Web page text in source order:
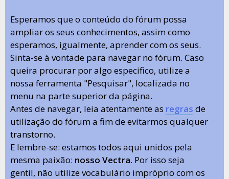
Esperamos que o conteúdo do fórum possa
ampliar os seus conhecimentos, assim como
esperamos, igualmente, aprender com os seus.
Sinta-se à vontade para navegar no fórum. Caso
queira procurar por algo especifico, utilize a
nossa ferramenta "Pesquisar", localizada no
menu na parte superior da página.
Antes de navegar, leia atentamente as regras de
utilização do fórum a fim de evitarmos qualquer
transtorno.
E lembre-se: estamos todos aqui unidos pela
mesma paixão: nosso Vectra. Por isso seja
gentil, não utilize vocabulário impróprio com os